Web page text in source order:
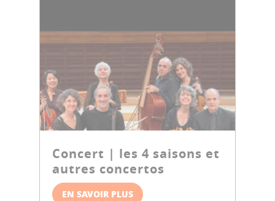
Concert | les 4 saisons et
autres concertos
EN SAVOIR PLUS